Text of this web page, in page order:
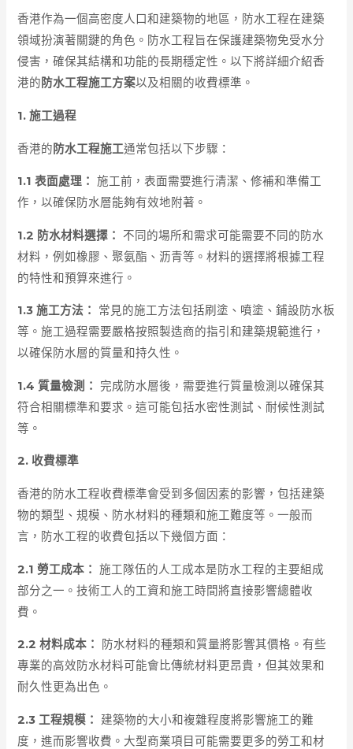
香港作為一個高密度人口和建築物的地區，防水工程在建築
領域扮演著關鍵的角色。防水工程旨在保護建築物免受水分
侵害，確保其結構和功能的長期穩定性。以下將詳細介紹香
港的防水工程施工方案以及相關的收費標準。
1. 施工過程
香港的防水工程施工通常包括以下步驟：
1.1 表面處理： 施工前，表面需要進行清潔、修補和準備工
作，以確保防水層能夠有效地附著。
1.2 防水材料選擇：
不同的場所和需求可能需要不同的防水
材料，例如橡膠、聚氨酯、沥青等。材料的選擇將根據工程
的特性和預算來進行。
1.3 施工方法：
常見的施工方法包括刷塗、噴塗、鋪設防水板
等。施工過程需要嚴格按照製造商的指引和建築規範進行，
以確保防水層的質量和持久性。
1.4 質量檢測： 完成防水層後，需要進行質量檢測以確保其
符合相關標準和要求。這可能包括水密性測試、耐候性測試
等。
2. 收費標準
香港的防水工程收費標準會受到多個因素的影響，包括建築
物的類型、規模、防水材料的種類和施工難度等。一般而
言，防水工程的收費包括以下幾個方面：
2.1 勞工成本： 施工隊伍的人工成本是防水工程的主要組成
部分之一。技術工人的工資和施工時間將直接影響總體收
費。
2.2 材料成本：
防水材料的種類和質量將影響其價格。有些
專業的高效防水材料可能會比傳統材料更昂貴，但其效果和
耐久性更為出色。
2.3 工程規模：
建築物的大小和複雜程度將影響施工的難
度，進而影響收費。大型商業項目可能需要更多的勞工和材